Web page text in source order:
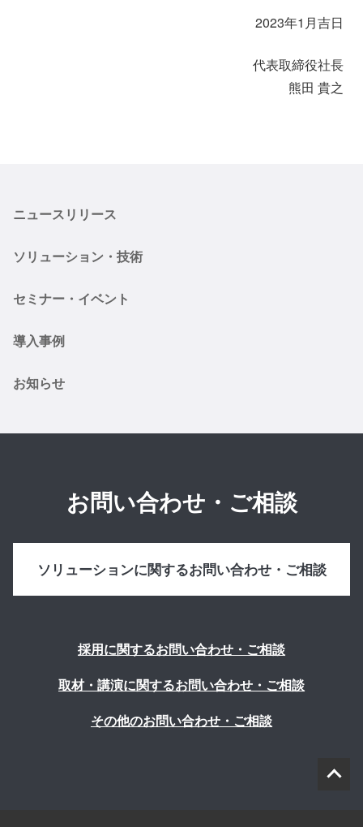
2023年1月吉日
代表取締役社長
熊田 貴之
ニュースリリース
ソリューション・技術
セミナー・イベント
導入事例
お知らせ
お問い合わせ・ご相談
ソリューションに関するお問い合わせ・ご相談
採用に関するお問い合わせ・ご相談
取材・講演に関するお問い合わせ・ご相談
その他のお問い合わせ・ご相談